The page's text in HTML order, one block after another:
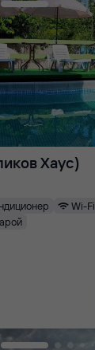
Хаус)
Wi-Fi